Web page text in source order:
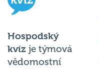
Hospodský
kvíz je týmová
vědomostní